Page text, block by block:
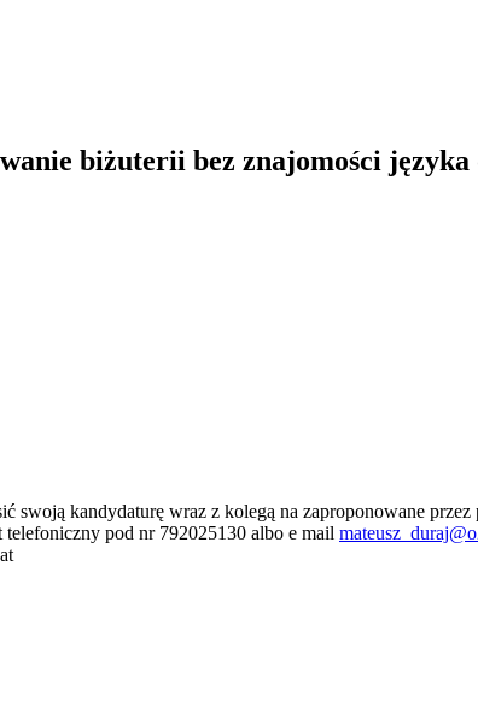
biżuterii bez znajomości
swoją kandydaturę wraz z kolegą na zaproponowane
pod nr 792025130 albo e mail